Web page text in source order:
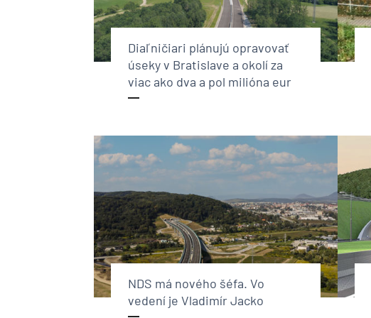
Diaľničiari plánujú opravovať
úseky v Bratislave a okolí za
viac ako dva a pol milióna eur
NDS má nového šéfa. Vo
vedení je Vladimír Jacko